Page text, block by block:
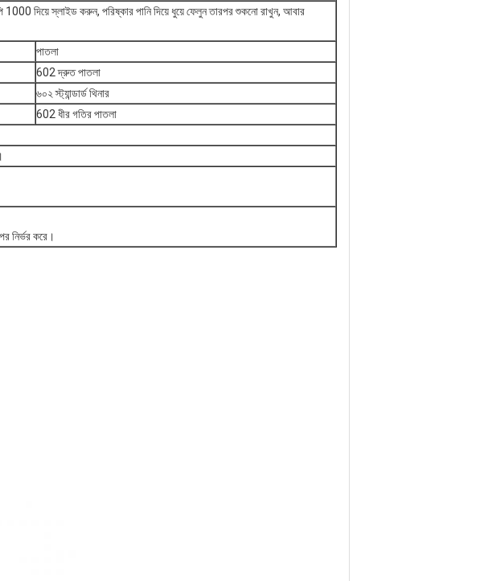
দিয়ে স্লাইড করুন, পরিষ্কার পানি দিয়ে ধুয়ে ফেলুন তারপর শুকনো রাখুন, আবার
পাতলা
602 দ্রুত পাতলা
৬০২ স্ট্যান্ডার্ড থিনার
602 ধীর গতির পাতলা
নির্ভর করে।